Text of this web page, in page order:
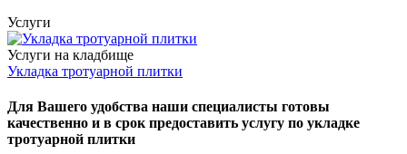
Услуги
Услуги на кладбище
Укладка тротуарной плитки
Для Вашего удобства наши специалисты готовы
качественно и в срок предоставить услугу по укладке
тротуарной плитки